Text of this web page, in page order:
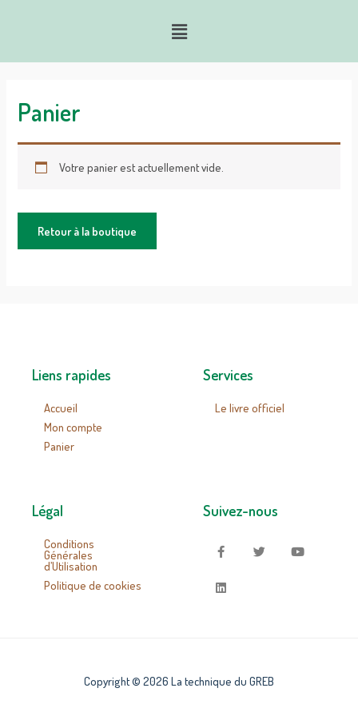
Panier
Votre panier est actuellement vide.
Retour à la boutique
Liens rapides
Accueil
Mon compte
Panier
Services
Le livre officiel
Légal
Conditions
Générales
d’Utilisation
Politique de cookies
Suivez-nous
Copyright © 2026 La technique du GREB